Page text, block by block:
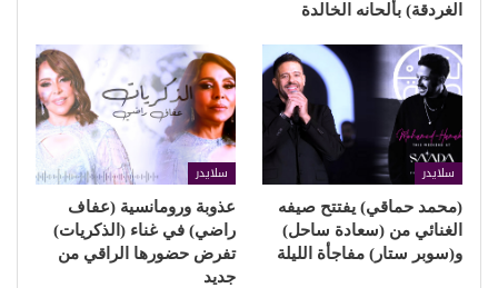
الغردقة) بألحانه الخالدة
سلايدر
(محمد حماقي) يفتتح صيفه
الغنائي من (سعادة ساحل)
و(سوبر ستار) مفاجأة الليلة
سلايدر
عذوبة ورومانسية (عفاف
راضي) في غناء (الذكريات)
تفرض حضورها الراقي من
جديد